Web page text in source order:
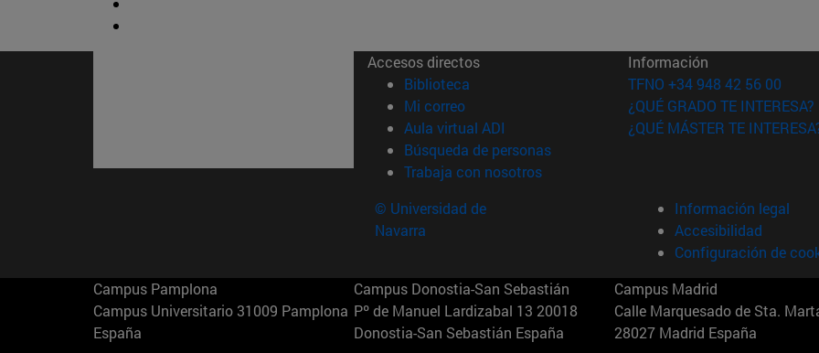
Accesos directos
Biblioteca (abre en nueva ventana)
Mi correo(abre en nueva ventana)
Aula virtual ADI (abre en nueva ventana)
Búsqueda de personas(abre en nueva ventana)
Trabaja con nosotros(abre en nueva ventana)
Información
TFNO +34 948 42 56 00
¿QUÉ GRADO TE INTERESA?
¿QUÉ MÁSTER TE
© Universidad de
Navarra
Información legal
Accesibilidad
Configuración de
Campus Pamplona
Campus Universitario 31009 Pamplona
España
Campus Donostia-San Sebastián
Pº de Manuel Lardizabal 13 20018
Donostia-San Sebastián España
Campus Madrid
Calle Marquesado de Sta.
28027 Madrid España